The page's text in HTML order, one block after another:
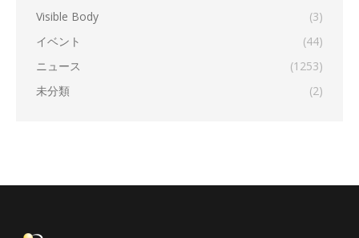
Visible Body
(3)
イベント
(44)
ニュース
(1253)
未分類
(2)